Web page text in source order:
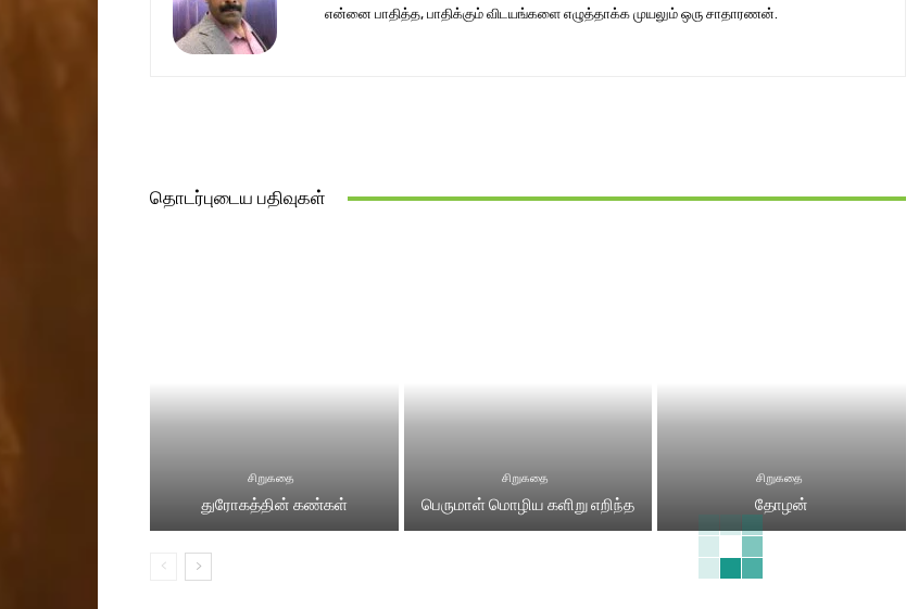
என்னை பாதித்த, பாதிக்கும் விடயங்களை எழுத்தாக்க முயலும் ஒரு சாதாரணன்.
தொடர்புடைய பதிவுகள்
சிறுகதை
துரோகத்தின் கண்கள்
சிறுகதை
பெருமாள் மொழிய களிறு எறிந்த
சிறுகதை
தோழன்